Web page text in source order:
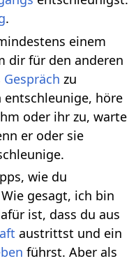
.
einem
dir für den anderen
Gespräch zu
entschleunige, höre
oder ihr zu, warte
er oder sie
wie du
gesagt, ich bin
ist, dass du aus
austrittst und ein
führst. Aber als